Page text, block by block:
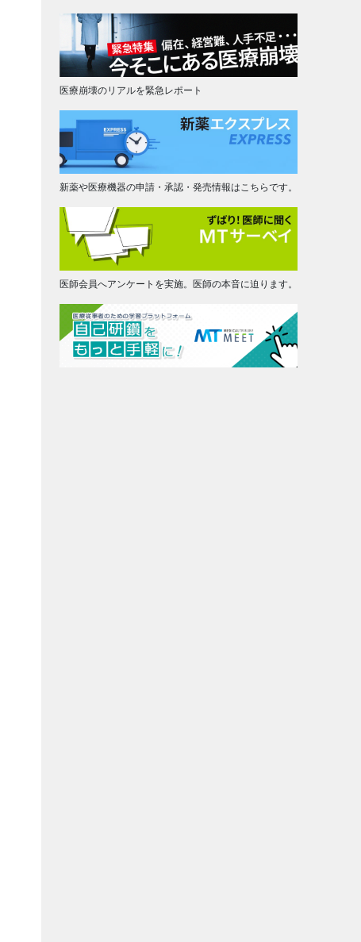
医療崩壊のリアルを緊急レポート
新薬や医療機器の申請・承認・発売情報はこちらです。
医師会員へアンケートを実施。医師の本音に迫ります。